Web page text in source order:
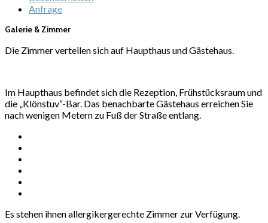
Anfrage
Galerie & Zimmer
Die Zimmer verteilen sich auf Haupthaus und Gästehaus.
Im Haupthaus befindet sich die Rezeption, Frühstücksraum und
die „Klönstuv“-Bar. Das benachbarte Gästehaus erreichen Sie
nach wenigen Metern zu Fuß der Straße entlang.
Es stehen ihnen allergikergerechte Zimmer zur Verfügung.